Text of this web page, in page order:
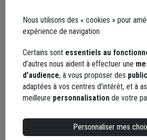
bois
et
1,22 M x
MM
Code :
30,79
Nous utilisons des « cookies » pour
expérience de navigation.
Certains sont essentiels au
d’autres nous aident à effectuer une
d’audience, à vous proposer des
adaptées à vos centres d’intérêt, et à
meilleure personnalisation de votre
Personnaliser mes